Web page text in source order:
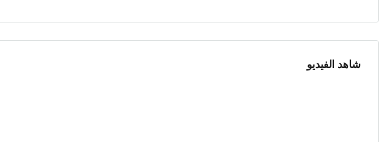
شاهد الفيديو